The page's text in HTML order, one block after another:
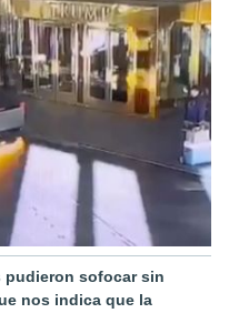
pudieron sofocar sin
nos indica que la